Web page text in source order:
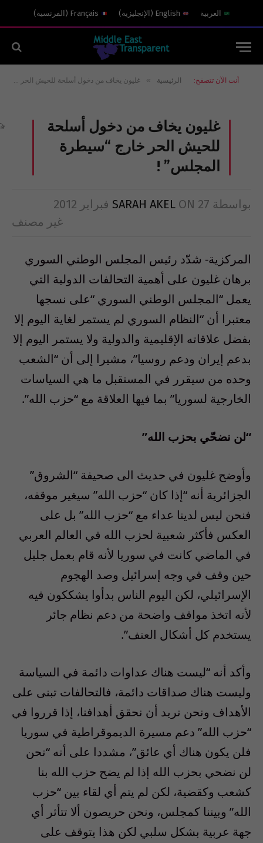
العربية English
( الإنجليزية)
Français
( الفرنسية)
أنت الآن تتصفح: الرئيسية » غليون يخاف من دخول أسلحة للحيش الحر خارج “سيطرة المجلس” !
غليون يخاف من دخول أسلحة
للحيش الحر خارج “سيطرة
المجلس” !
بواسطة SARAH AKEL ON 27 فبراير 2012
غير مصنف
المركزية- شدّد رئيس المجلس الوطني السوري
برهان غليون على أهمية التحالفات الدولية التي
يعمل “المجلس الوطني السوري “على نسجها
معتبرا أن “النظام السوري لم يستمر لغاية اليوم إلا
بفضل علاقاته الإقليمية والدولية ولا يستمر اليوم إلا
بدعم إيران ودعم روسيا”، مشيرا إلى أن “الشعب
وحده من سيقرر في المستقبل ما هي السياسات
الخارجية لسوريا” بما فيها العلاقة مع “حزب الله”.
“لن نضحّي بحزب الله”
وأوضح غليون في حديث الى صحيفة “الشروق”
الجزائرية أنه “إذا كان “حزب الله” سيغير موقفه،
فنحن ليس لدينا عداء مع “حزب الله” بل على
العكس فأكثر شعبية لحزب الله في العالم العربي
في الماضي كانت في سوريا لأنه قام بعمل جليل
حين وقف في وجه إسرائيل وصد الهجوم
الإسرائيلي، لكن اليوم الناس بدأوا يشككون فيه
لأنه اتخذ مواقف واضحة من دعم نظام جائر
يستخدم كل أشكال العنف”.
وأكد أنه “ليست هناك عداوات دائمة في السياسة
وليست هناك صداقات دائمة، فالتحالفات تبنى على
الأهداف ونحن نريد أن نحقق أهدافنا، إذا قرروا في
“حزب الله” دعم مسيرة الديموقراطية في سوريا
فلن يكون هناك أي عائق”، مشددا على أنه “نحن
لن نضحي بحزب الله إذا لم يضح حزب الله بنا
كشعب وكقضية، لكن لم يتم أي لقاء بين “حزب
الله” وبيننا كمجلس، ونحن حريصون ألا تتأثر أي
جهة عربية بشكل سلبي لكن هذا يتوقف على